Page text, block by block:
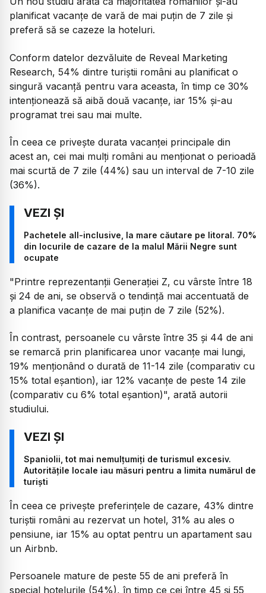
planificat vacanțe de vară de mai puțin de 7 zile și
preferă să se cazeze la hoteluri.
Conform datelor dezvăluite de Reveal Marketing
Research, 54% dintre turiștii români au planificat o
singură vacanță pentru vara aceasta, în timp ce 30%
intenționează să aibă două vacanțe, iar 15% și-au
programat trei sau mai multe.
În ceea ce privește durata vacanței principale din
acest an, cei mai mulți români au menționat o perioadă
mai scurtă de 7 zile (44%) sau un interval de 7-10 zile
(36%).
Pachetele all-inclusive, la mare căutare pe litoral. 70%
din locurile de cazare de la malul Mării Negre sunt
ocupate
"Printre reprezentanții Generației Z, cu vârste între 18
și 24 de ani, se observă o tendință mai accentuată de
a planifica vacanțe de mai puțin de 7 zile (52%).
În contrast, persoanele cu vârste între 35 și 44 de ani
se remarcă prin planificarea unor vacanțe mai lungi,
19% menționând o durată de 11-14 zile (comparativ cu
15% total eșantion), iar 12% vacanțe de peste 14 zile
(comparativ cu 6% total eșantion)", arată autorii
studiului.
Spaniolii, tot mai nemulțumiți de turismul excesiv.
Autoritățile locale iau măsuri pentru a limita numărul de
turiști
În ceea ce privește preferințele de cazare, 43% dintre
turiștii români au rezervat un hotel, 31% au ales o
pensiune, iar 15% au optat pentru un apartament sau
un Airbnb.
Persoanele mature de peste 55 de ani preferă în
special hotelurile (54%), în timp ce cei între 45 și 55